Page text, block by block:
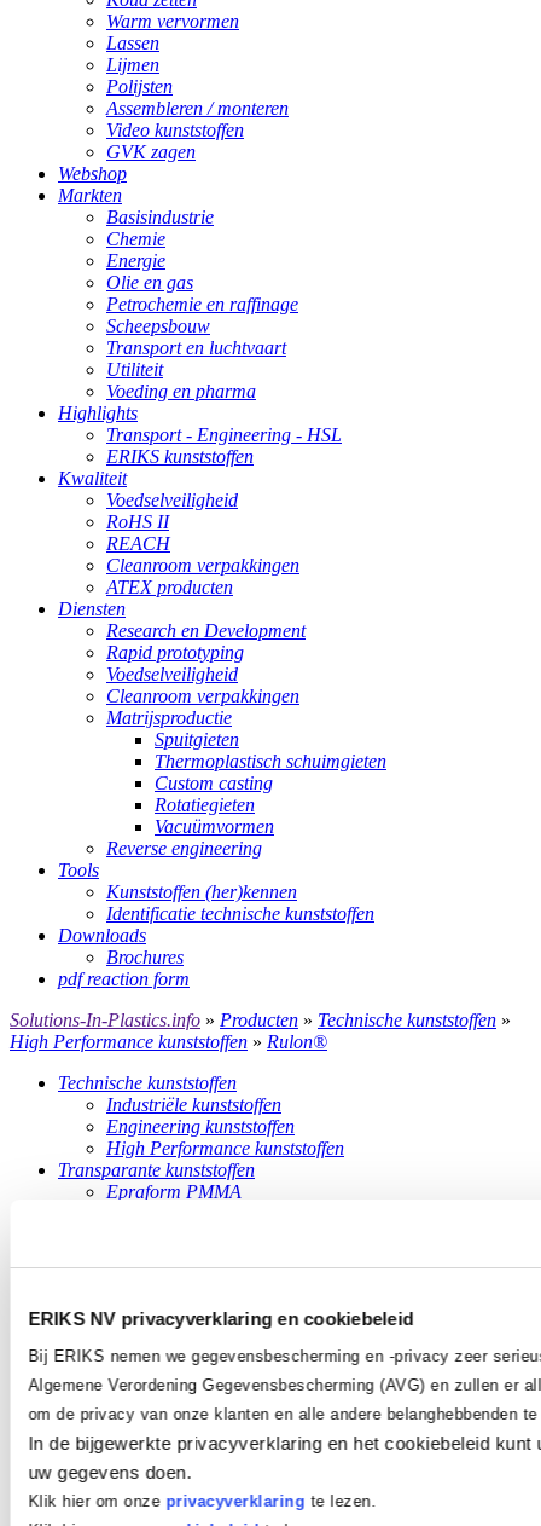
ERIKS NV privacyverklaring en cookiebeleid
Bij ERIKS nemen we gegevensbescherming en -privacy zeer
Algemene Verordening Gegevensbescherming (AVG) en zullen er
om de privacy van onze klanten en alle andere belanghebbenden
In de bijgewerkte privacyverklaring en het cookiebeleid kunt
uw gegevens doen.
Klik hier om onze privacyverklaring te lezen.
Warm vervormen
Lassen
Lijmen
Polijsten
Assembleren / monteren
Video kunststoffen
GVK zagen
Webshop
Markten
Basisindustrie
Chemie
Energie
Olie en gas
Petrochemie en raffinage
Scheepsbouw
Transport en luchtvaart
Utiliteit
Voeding en pharma
Highlights
Transport - Engineering - HSL
ERIKS kunststoffen
Kwaliteit
Voedselveiligheid
RoHS II
REACH
Cleanroom verpakkingen
ATEX producten
Diensten
Research en Development
Rapid prototyping
Voedselveiligheid
Cleanroom verpakkingen
Matrijsproductie
Spuitgieten
Thermoplastisch schuimgieten
Custom casting
Rotatiegieten
Vacuümvormen
Reverse engineering
Tools
Kunststoffen (her)kennen
Identificatie technische kunststoffen
Downloads
Brochures
pdf reaction form
Solutions-In-Plastics.info » Producten » Technische kunststoffen »
High Performance kunststoffen » Rulon®
Technische kunststoffen
Industriële kunststoffen
Engineering kunststoffen
High Performance kunststoffen
Transparante kunststoffen
Epraform PMMA
Composieten
Epragrate roosters
Epragrate traptreden
Epragrate accessoires
Epracon profielen
Epracon GVK Constructies
Matrijsproducten